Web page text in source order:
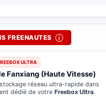
FREENAUTES
ULTRA
Fanxiang (Haute Vitesse)
réseau ultra-rapide dans
dédié de votre Freebox Ultra.